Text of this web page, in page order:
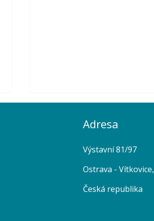
Budoucnost vodíku se formuje
Adresa
Výstavní 81/97
Ostrava - Vítkovice,
Česká republika